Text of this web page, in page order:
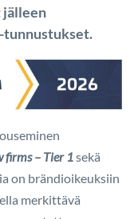
jälleen
tunnustukset.
firms – Tier 1sekä
on brändioikeuksiin
merkittävä